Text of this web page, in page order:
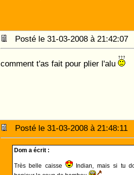
Posté le 31-03-2008 à
comment t'as fait pour plier l'alu
Posté le 31-03-2008 à
Dom a écrit :
Très belle caisse
Indian, mais si tu